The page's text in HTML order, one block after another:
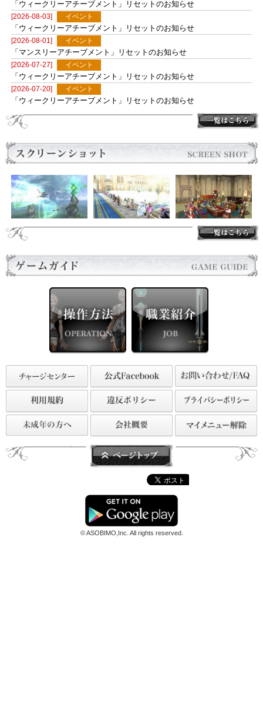
イベント 重要 不具合
[2026-08-10] イベント
「ウィークリーアチーブメント」リセットのお知らせ
[2026-08-03] イベント
「ウィークリーアチーブメント」リセットのお知らせ
[2026-08-01] イベント
「マンスリーアチーブメント」リセットのお知らせ
[2026-07-27]
「ウィークリーアチーブメント」リセットのお知らせ
[2026-07-20] イベント